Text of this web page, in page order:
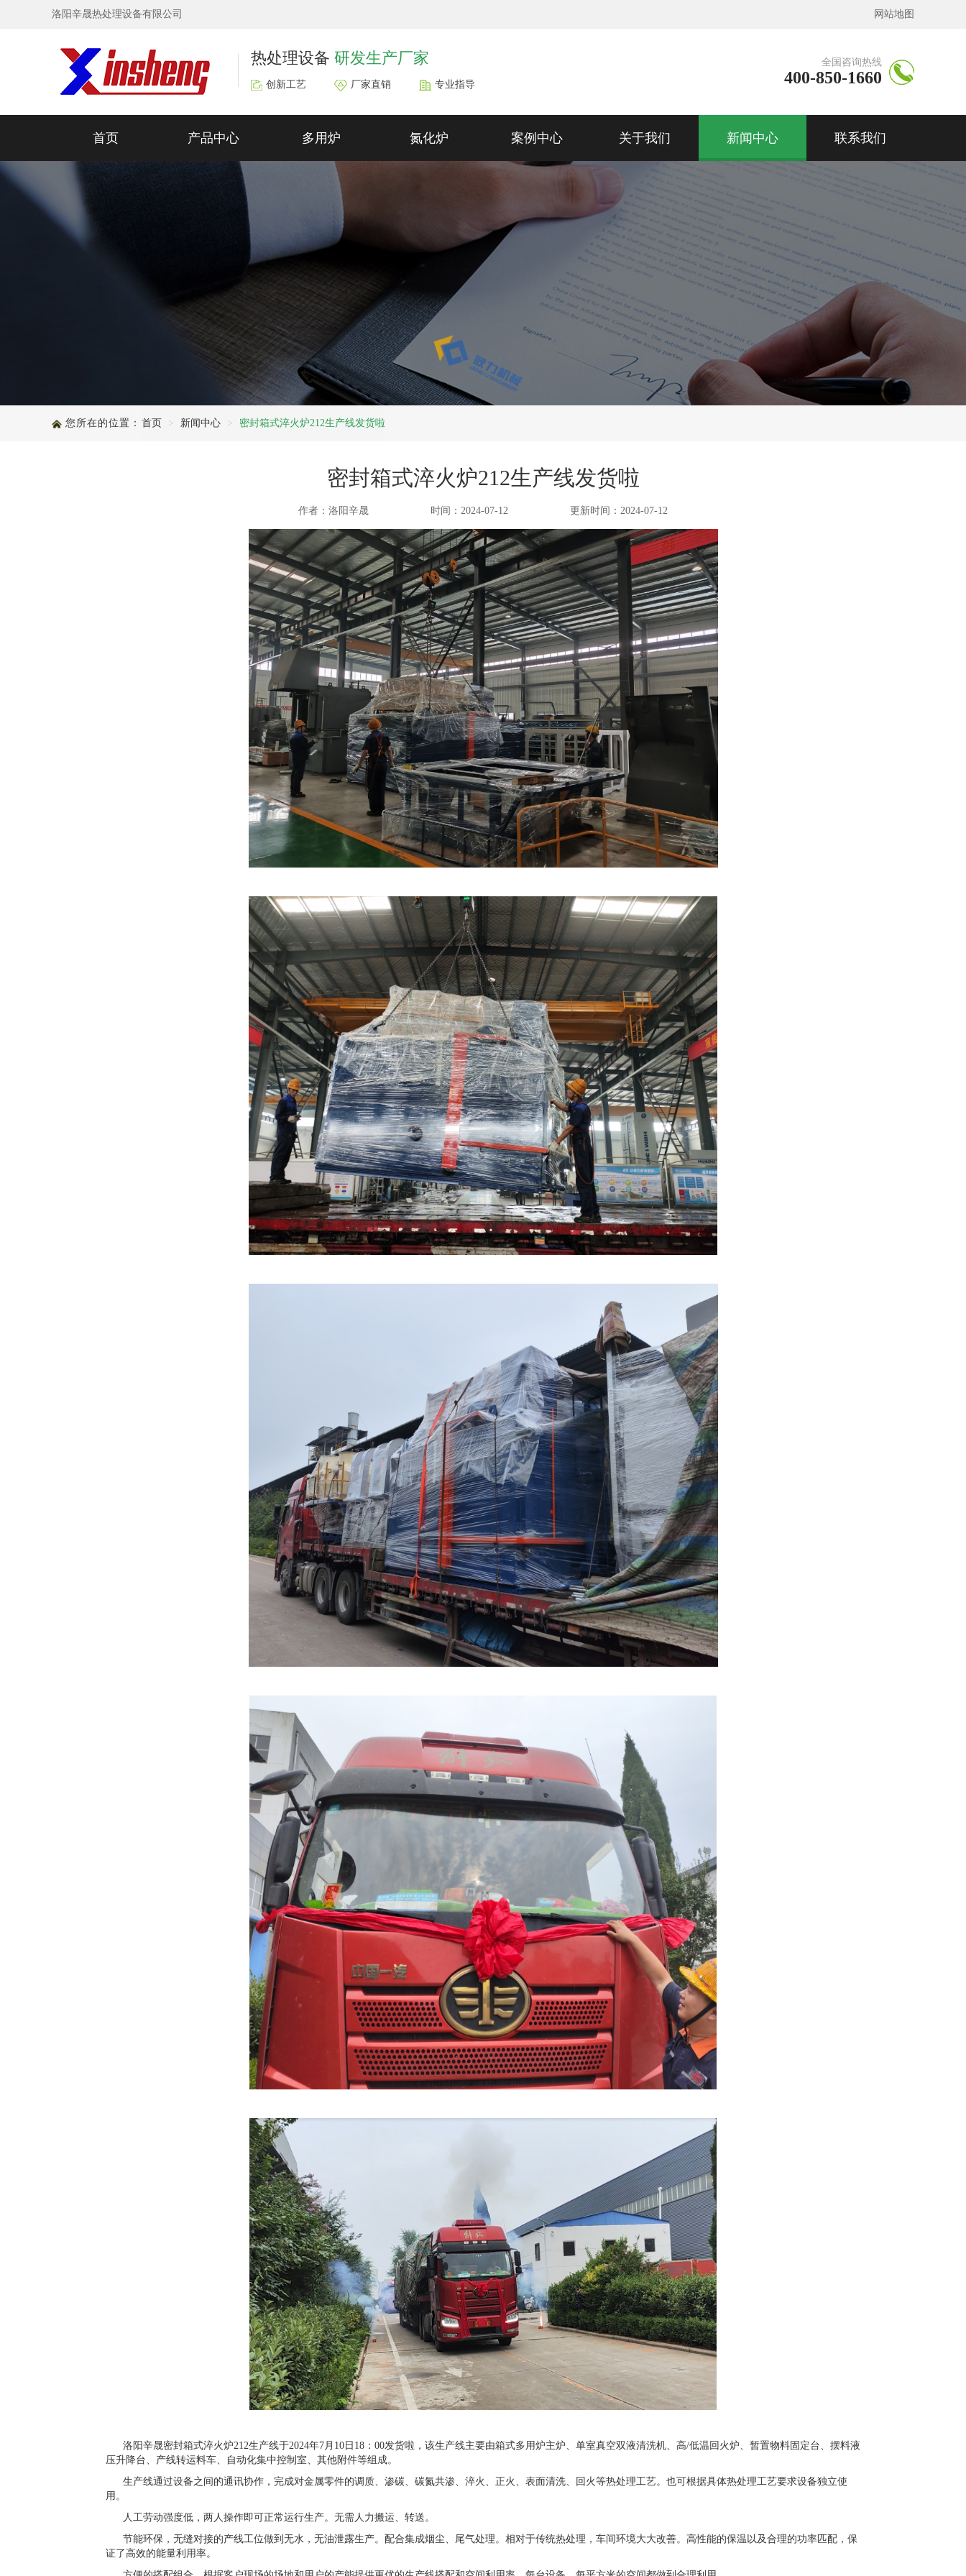
洛阳辛晟热处理设备有限公司 网站地图
热处理设备 研发生产厂家
创新工艺 厂家直销 专业指导
全国咨询热线
400-850-1660
首页 产品中心 多用炉 氮化炉 案例中心 关于我们 新闻中心 联系我们
网带炉
UZ系列回火炉
查看更多
氮化炉
查看更多
多用炉辐射管
查看更多
DMWV型真空双液清
洗机
DMWV型真空双液清洗机
查看更多
真空高压气淬渗碳炉
真空渗碳高压气淬
您所在的位置： 首页 新闻中心 密封箱式淬火炉212生产线发货啦
密封箱式淬火炉212生产线发货啦
作者：洛阳辛晟 时间：2024-07-12 更新时间：2024-07-12
洛阳辛晟密封箱式淬火炉212生产线于2024年7月10日18：00发货啦，该生产线主要由箱式多用炉主炉、单室真空双液清洗机、高/低温回火炉、暂置物料固定台、摆料液
压升降台、产线转运料车、自动化集中控制室、其他附件等组成。
生产线通过设备之间的通讯协作，完成对金属零件的调质、渗碳、碳氮共渗、淬火、正火、表面清洗、回火等热处理工艺。也可根据具体热处理工艺要求设备独立使
用。
人工劳动强度低，两人操作即可正常运行生产。无需人力搬运、转送。
节能环保，无缝对接的产线工位做到无水，无油泄露生产。配合集成烟尘、尾气处理。相对于传统热处理，车间环境大大改善。高性能的保温以及合理的功率匹配，保
证了高效的能量利用率。